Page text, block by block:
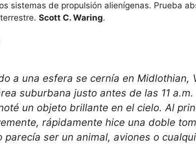
sistemas de propulsión alienígenas. Prueba
Scott C. Waring.
a una esfera se cernía en Midlothian,
suburbana justo antes de las 11
un objeto brillante en el cielo. Al
rápidamente hice una doble
parecía ser un animal, aviones o